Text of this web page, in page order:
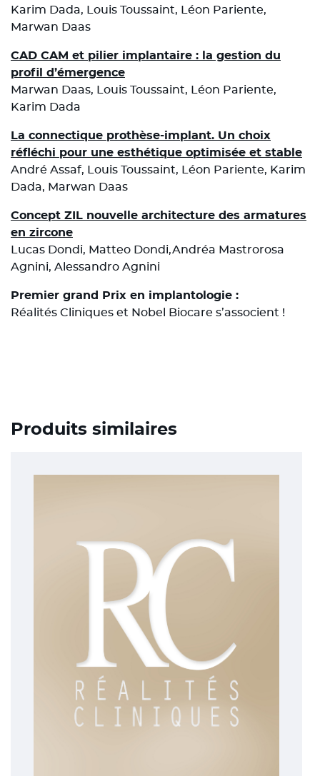
Karim Dada, Louis Toussaint, Léon Pariente,
Marwan Daas
CAD CAM et pilier implantaire : la gestion du
profil d’émergence
Marwan Daas, Louis Toussaint, Léon Pariente,
Karim Dada
La connectique prothèse-implant. Un choix
réfléchi pour une esthétique optimisée et stable
André Assaf, Louis Toussaint, Léon Pariente, Karim
Dada, Marwan Daas
Concept ZIL nouvelle architecture des armatures
en zircone
Lucas Dondi, Matteo Dondi,Andréa Mastrorosa
Agnini, Alessandro Agnini
Premier grand Prix en implantologie :
Réalités Cliniques et Nobel Biocare s’associent !
Produits similaires